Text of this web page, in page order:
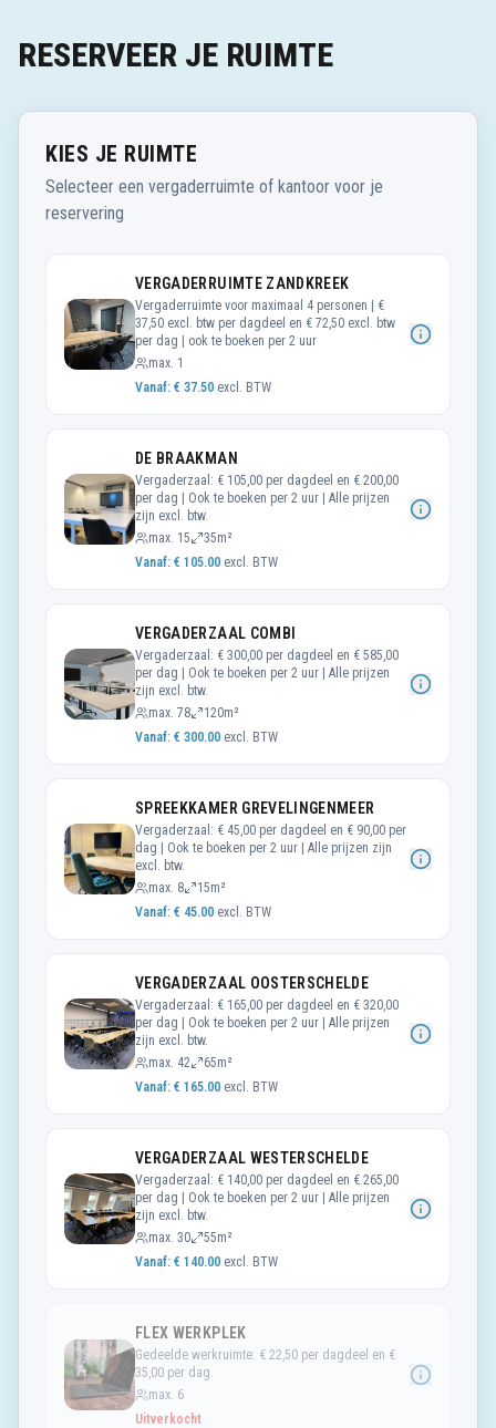
RESERVEER JE RUIMTE
KIES JE RUIMTE
Selecteer een vergaderruimte of kantoor voor je
reservering
VERGADERRUIMTE ZANDKREEK
Vergaderruimte voor maximaal 4 personen | €
37,50 excl. btw per dagdeel en € 72,50 excl. btw
per dag | ook te boeken per 2 uur
max. 1
Vanaf: € 37.50 excl. BTW
DE BRAAKMAN
Vergaderzaal: € 105,00 per dagdeel en € 200,00
per dag | Ook te boeken per 2 uur | Alle prijzen
zijn excl. btw.
max. 15
35m²
Vanaf: € 105.00 excl. BTW
VERGADERZAAL COMBI
Vergaderzaal: € 300,00 per dagdeel en € 585,00
per dag | Ook te boeken per 2 uur | Alle prijzen
zijn excl. btw.
max. 78
120m²
Vanaf: € 300.00 excl. BTW
SPREEKKAMER GREVELINGENMEER
Vergaderzaal: € 45,00 per dagdeel en € 90,00 per
dag | Ook te boeken per 2 uur | Alle prijzen zijn
excl. btw.
max. 8
15m²
Vanaf: € 45.00 excl. BTW
VERGADERZAAL OOSTERSCHELDE
Vergaderzaal: € 165,00 per dagdeel en € 320,00
per dag | Ook te boeken per 2 uur | Alle prijzen
zijn excl. btw.
max. 42
65m²
Vanaf: € 165.00 excl. BTW
VERGADERZAAL WESTERSCHELDE
Vergaderzaal: € 140,00 per dagdeel en € 265,00
per dag | Ook te boeken per 2 uur | Alle prijzen
zijn excl. btw.
max. 30
55m²
Vanaf: € 140.00 excl. BTW
FLEX WERKPLEK
Gedeelde werkruimte: € 22,50 per dagdeel en €
35,00 per dag.
max. 6
Uitverkocht